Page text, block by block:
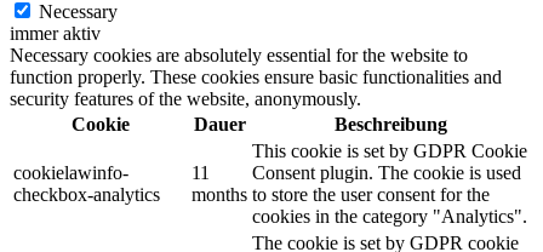
Necessary
immer aktiv
Necessary cookies are absolutely essential for the website to
function properly. These cookies ensure basic functionalities and
security features of the website, anonymously.
Cookie
Dauer Beschreibung
cookielawinfo-
checkbox-analytics
11
months
This cookie is set by GDPR Cookie
Consent plugin. The cookie is used
to store the user consent for the
cookies in the category "Analytics".
The cookie is set by GDPR cookie